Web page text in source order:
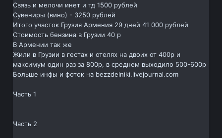
Связь и мелочи инет и тд 1500 рублей
Сувениры (вино) - 3250 рублей
Итого участок Грузия Армения 29 дней 41 000 рублей
Стоимость бензина в Грузии 40 р
В Армении так же
Жили в Грузии в гестах и отелях на двоих от 400р и
максимум один раз за 800р, в среднем выходило 500-600р
Больше инфы и фоток на bezzdelniki.livejournal.com
Часть 1
Часть 2